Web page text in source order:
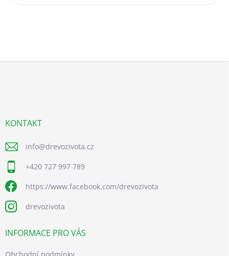
KONTAKT
info@drevozivota.cz
+420 727 997 789
https://www.facebook.com/drevozivota
drevozivota
INFORMACE PRO VÁS